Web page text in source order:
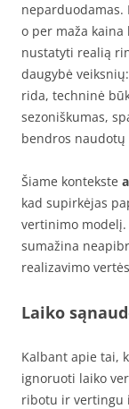
neparduodamas.
o per maža
nustatyti realią
daugybė
rida, techninė
sezoniškumas,
bendros
Šiame kontekste
kad supirkėjas
vertinimo
sumažina
realizavimo
Laiko
Kalbant apie tai,
ignoruoti laiko
ribotu ir vertingu